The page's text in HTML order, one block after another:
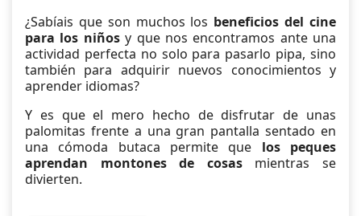
¿Sabíais que son muchos los beneficios del cine
para los niñosy que nos encontramos ante una
actividad perfecta no solo para pasarlo pipa, sino
también para adquirir nuevos conocimientos y
aprender idiomas?
Y es que el mero hecho de disfrutar de unas
palomitas frente a una gran pantalla sentado en
una cómoda butaca permite que los peques
aprendan montones de cosasmientras se
divierten.